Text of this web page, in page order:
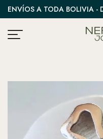
ENVÍOS A TODA BOLIVIA -